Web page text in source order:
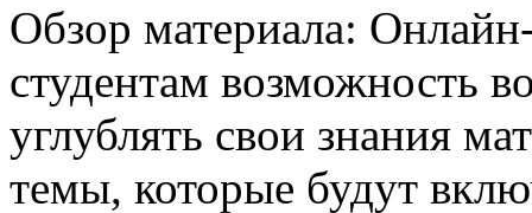
Обзор материала:
студентам возможность
углублять свои знания
темы, которые будут